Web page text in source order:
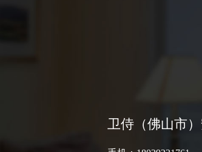
卫侍（佛山市